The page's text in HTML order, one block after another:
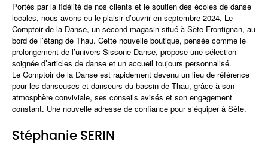
Portés par la fidélité de nos clients et le soutien des écoles de danse
locales, nous avons eu le plaisir d’ouvrir en septembre 2024, Le
Comptoir de la Danse, un second magasin situé à Sète Frontignan, au
bord de l’étang de Thau. Cette nouvelle boutique, pensée comme le
prolongement de l’univers Sissone Danse, propose une sélection
soignée d’articles de danse et un accueil toujours personnalisé.
Le Comptoir de la Danse est rapidement devenu un lieu de référence
pour les danseuses et danseurs du bassin de Thau, grâce à son
atmosphère conviviale, ses conseils avisés et son engagement
constant. Une nouvelle adresse de confiance pour s’équiper à Sète.
Stéphanie SERIN